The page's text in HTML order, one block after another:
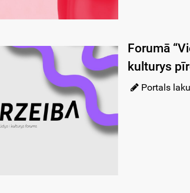
Forumā
kulturys
Portals